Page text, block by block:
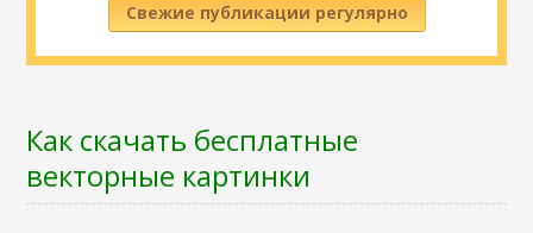
Свежие публикации регулярно
Как скачать бесплатные
векторные картинки